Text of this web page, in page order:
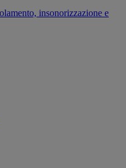
insonorizzazione e